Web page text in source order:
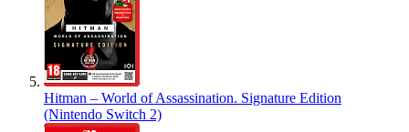
Hitman – World of Assassination. Signature Edition
(Nintendo Switch 2)